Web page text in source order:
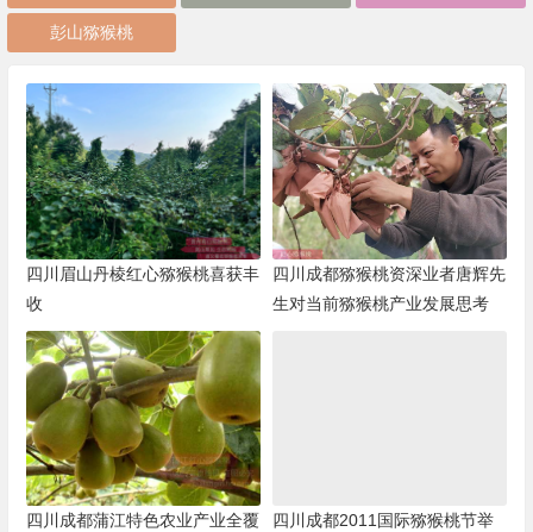
彭山猕猴桃
四川眉山丹棱红心猕猴桃喜获丰
收
四川成都猕猴桃资深业者唐辉先
生对当前猕猴桃产业发展思考
四川成都蒲江特色农业产业全覆
四川成都2011国际猕猴桃节举